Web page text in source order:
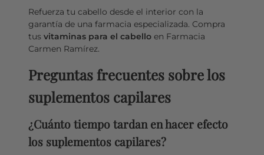
Refuerza tu cabello desde el interior con la
garantía de una farmacia especializada. Compra
tus vitaminas para el cabelloen Farmacia
Carmen Ramírez.
Preguntas frecuentes sobre los
suplementos capilares
¿Cuánto tiempo tardan en hacer efecto
los suplementos capilares?